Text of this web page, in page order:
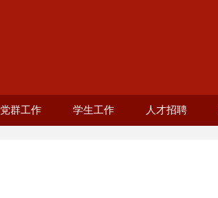
党群工作 学生工作 人才招聘